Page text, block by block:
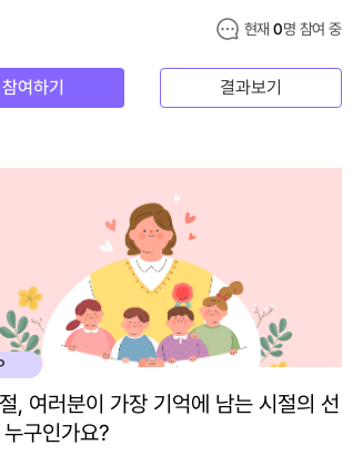
현재0명 참여 중
참여하기 결과보기
, 여러분이 가장 기억에 남는 시절의 선
구인가요?